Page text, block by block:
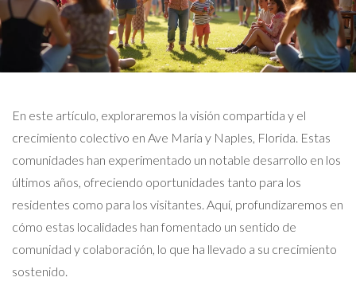
En este artículo, exploraremos la visión compartida y el
crecimiento colectivo en Ave María y Naples, Florida. Estas
comunidades han experimentado un notable desarrollo en los
últimos años, ofreciendo oportunidades tanto para los
residentes como para los visitantes. Aquí, profundizaremos en
cómo estas localidades han fomentado un sentido de
comunidad y colaboración, lo que ha llevado a su crecimiento
sostenido.